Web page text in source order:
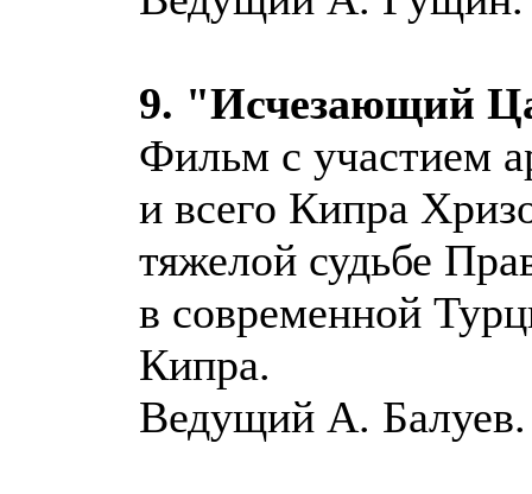
9. "Исчезающий
Фильм с участием
и всего Кипра
тяжелой судьбе
в современной
Кипра.
Ведущий А. Балуев.